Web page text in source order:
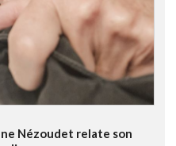
Nézoudet relate son